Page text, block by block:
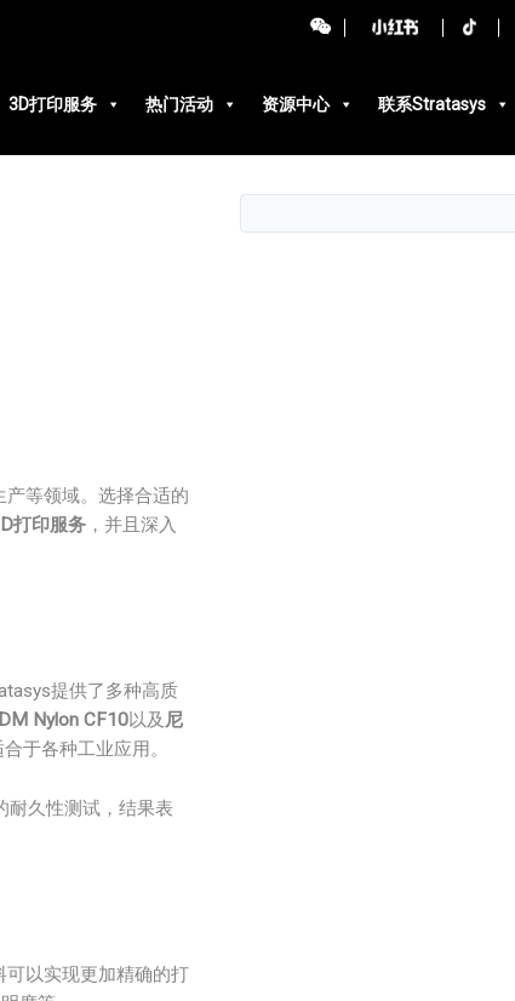
3D打印服务 热门活动 资源中心 联系Stratasys
等领域。选择合适的
打印服务 ，并且深入
提供了多种高质
Nylon CF10以及 尼
于各种工业应用。
耐久性测试，结果表
可以实现更加精确的打